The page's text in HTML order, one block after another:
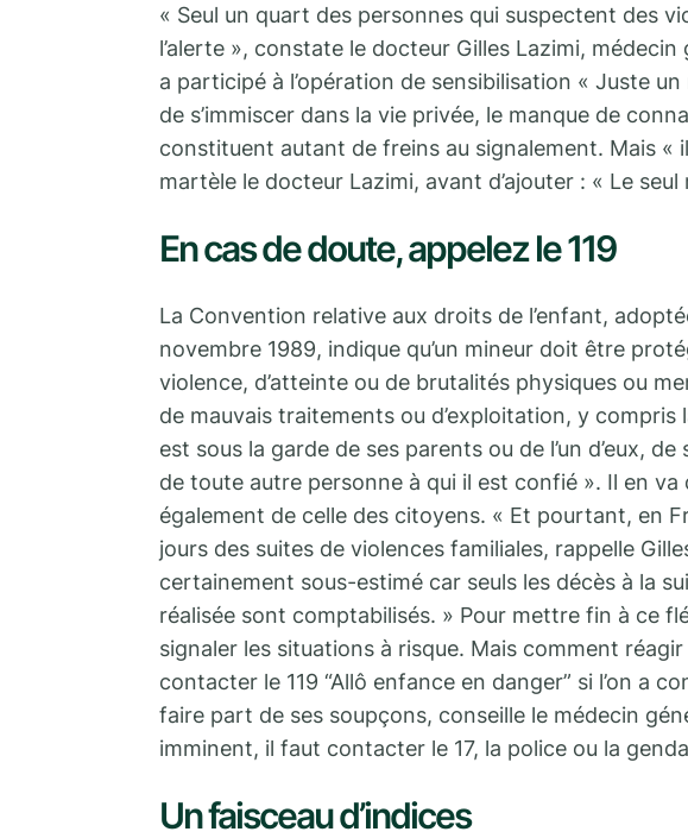
« Seul un quart des personnes qui suspectent des
l’alerte », constate le docteur Gilles Lazimi,
a participé à l’opération de sensibilisation « Juste
de s’immiscer dans la vie privée, le manque de
constituent autant de freins au signalement. Mais «
martèle le docteur Lazimi, avant d’ajouter : « Le
En cas de doute, appelez le 119
La Convention relative aux droits de l’enfant,
novembre 1989, indique qu’un mineur doit être
violence, d’atteinte ou de brutalités physiques ou
de mauvais traitements ou d’exploitation, y compris
est sous la garde de ses parents ou de l’un d’eux,
de toute autre personne à qui il est confié ». Il en
également de celle des citoyens. « Et pourtant, en
jours des suites de violences familiales, rappelle
certainement sous-estimé car seuls les décès à la
réalisée sont comptabilisés. » Pour mettre fin à ce
signaler les situations à risque. Mais comment
contacter le 119 “Allô enfance en danger” si l’on a
faire part de ses soupçons, conseille le médecin
imminent, il faut contacter le 17, la police ou la
Un faisceau d’indices